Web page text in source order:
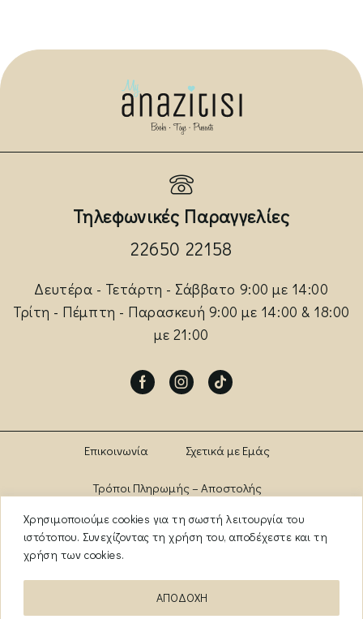
Χρησιμοποιούμε cookies για τη σωστή λειτουργία του
ιστότοπου. Συνεχίζοντας τη χρήση του, αποδέχεστε και τη
χρήση των cookies.
ΑΠΟΔΟΧΗ
Τηλεφωνικές Παραγγελίες
22650 22158
Δευτέρα - Τετάρτη - Σάββατο 9:00 με 14:00
Τρίτη - Πέμπτη - Παρασκευή 9:00 με 14:00 & 18:00
με 21:00
FacebookInstagram
Tik-
Επικοινωνία Σχετικά με Εμάς
Τρόποι Πληρωμής – Αποστολής
Πολιτική Αλλαγών – Επιστροφών Brands
Όροι Χρήσης
ΑΡ. ΓΕΜΗ: 13841956000